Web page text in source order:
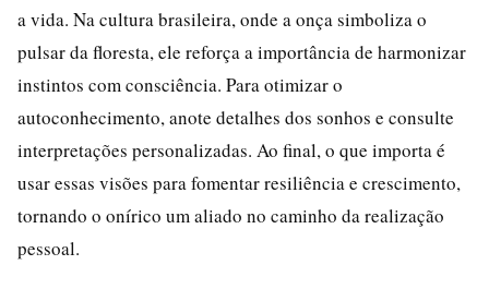
a vida. Na cultura brasileira, onde a onça simboliza o
pulsar da floresta, ele reforça a importância de harmonizar
instintos com consciência. Para otimizar o
autoconhecimento, anote detalhes dos sonhos e consulte
interpretações personalizadas. Ao final, o que importa é
usar essas visões para fomentar resiliência e crescimento,
tornando o onírico um aliado no caminho da realização
pessoal.